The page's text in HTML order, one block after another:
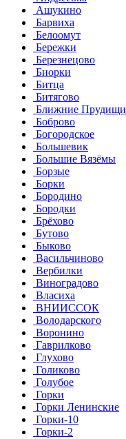
Ашукино
Барвиха
Белоомут
Бережки
Березнецово
Биорки
Битца
Битягово
Ближние Прудищи
Боброво
Богородское
Большевик
Большие Вязёмы
Борзые
Борки
Бородино
Бородки
Брёхово
Бутово
Быково
Васильчиново
Вербилки
Виноградово
Власиха
ВНИИССОК
Володарского
Воронино
Гаврилково
Глухово
Голиково
Голубое
Горки
Горки Ленинские
Горки-10
Горки-2